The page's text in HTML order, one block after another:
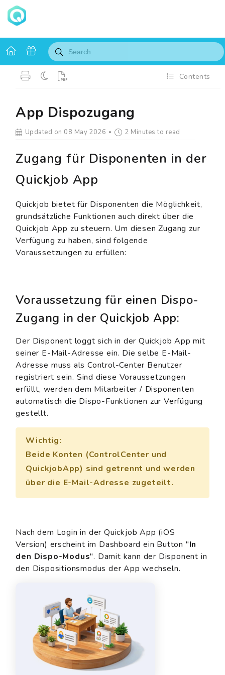
Contents
App Dispozugang
Updated on 08 May 2026 2 Minutes to read
Zugang für Disponenten in der
Quickjob App
Quickjob bietet für Disponenten die Möglichkeit,
grundsätzliche Funktionen auch direkt über die
Quickjob App zu steuern. Um diesen Zugang zur
Verfügung zu haben, sind folgende
Voraussetzungen zu erfüllen:
Voraussetzung für einen Dispo-
Zugang in der Quickjob App:
Der Disponent loggt sich in der Quickjob App mit
seiner E-Mail-Adresse ein. Die selbe E-Mail-
Adresse muss als Control-Center Benutzer
registriert sein. Sind diese Voraussetzungen
erfüllt, werden dem Mitarbeiter / Disponenten
automatisch die Dispo-Funktionen zur Verfügung
gestellt.
Wichtig:
Beide Konten (ControlCenter und
QuickjobApp) sind getrennt und werden
über die E-Mail-Adresse zugeteilt.
Nach dem Login in der Quickjob App (iOS
Version) erscheint im Dashboard ein Button "In
den Dispo-Modus". Damit kann der Disponent in
den Dispositionsmodus der App wechseln.